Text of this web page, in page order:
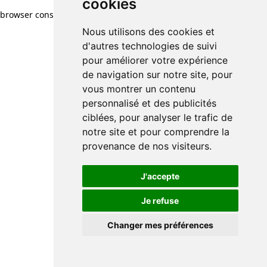
cookies
Nous utilisons des cookies et
d'autres technologies de suivi
pour améliorer votre expérience
de navigation sur notre site, pour
vous montrer un contenu
personnalisé et des publicités
ciblées, pour analyser le trafic de
notre site et pour comprendre la
provenance de nos visiteurs.
J'accepte
Je refuse
Changer mes préférences
browser console for more information)